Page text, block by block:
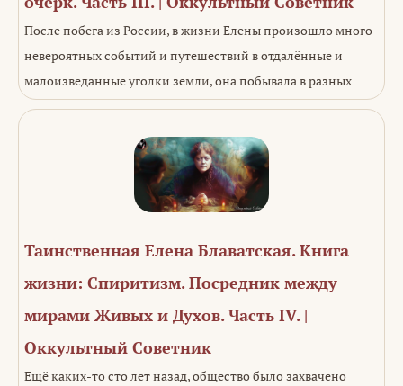
После побега из России, в жизни Елены произошло много
невероятных событий и путешествий в отдалённые и
малоизведанные уголки земли, она побывала в разных
Таинственная Елена Блаватская. Книга
жизни: Спиритизм. Посредник между
мирами Живых и Духов. Часть IV. |
Оккультный Советник
Ещё каких-то сто лет назад, общество было захвачено